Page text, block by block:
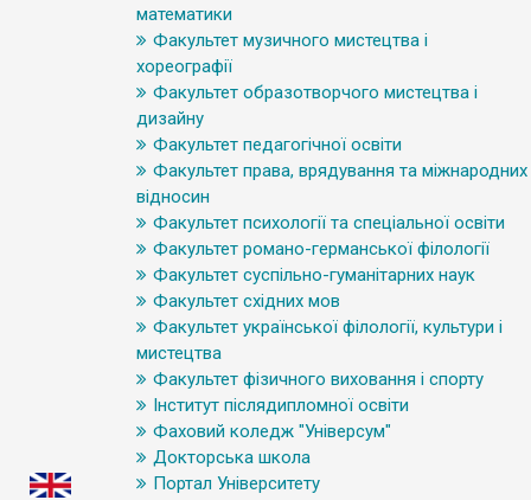
математики
Факультет музичного мистецтва і
хореографії
Факультет образотворчого мистецтва і
дизайну
Факультет педагогічної освіти
Факультет права, врядування та міжнародних
відносин
Факультет психології та спеціальної освіти
Факультет романо-германської філології
Факультет суспільно-гуманітарних наук
Факультет східних мов
Факультет української філології, культури і
мистецтва
Факультет фізичного виховання і спорту
Інститут післядипломної освіти
Фаховий коледж "Універсум"
Докторська школа
Портал Університету